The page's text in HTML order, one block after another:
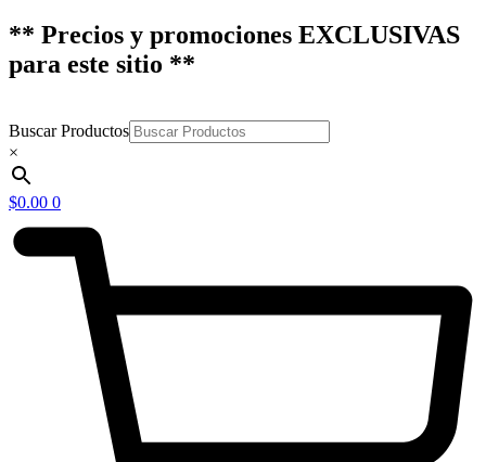
** Precios y promociones EXCLUSIVAS
para este sitio **
Buscar Productos
×
$0.00 0